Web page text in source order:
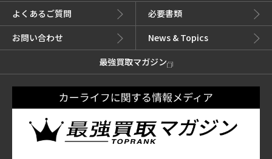
よくあるご質問
必要書類
お問い合わせ
News & Topics
最強買取マガジン